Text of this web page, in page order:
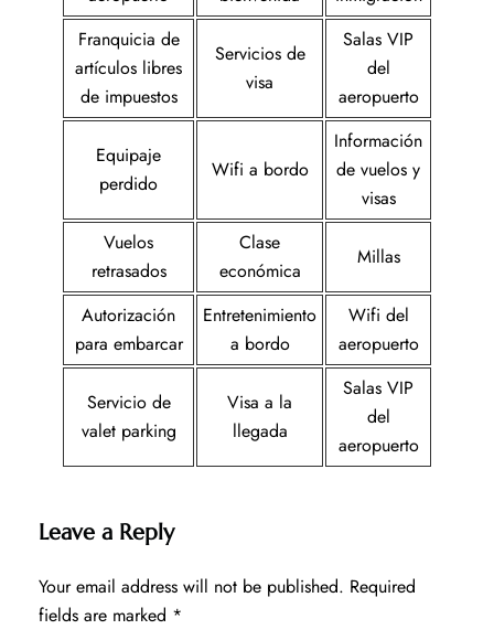
Franquicia de
artículos libres
de impuestos
Servicios de
visa
Salas VIP
del
aeropuerto
Equipaje
perdido
Wifi a bordo
Información
de vuelos y
visas
Vuelos
retrasados
Clase
económica
Millas
Autorización
para embarcar
Entretenimiento
a bordo
Wifi del
aeropuerto
Servicio de
valet parking
Visa a la
llegada
Salas VIP
del
aeropuerto
Leave a Reply
Your email address will not be published. Required
fields are marked *